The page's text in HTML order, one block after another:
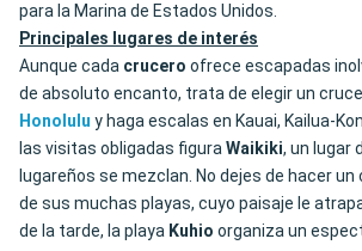
para la Marina de Estados Unidos.
Principales lugares de interés
Aunque cada crucero ofrece escapadas
de absoluto encanto, trata de elegir un
Honolulu y haga escalas en Kauai, Kailua-
las visitas obligadas figuraWaikiki, un lugar
lugareños se mezclan. No dejes de hacer
de sus muchas playas, cuyo paisaje le
de la tarde, la playa Kuhio organiza un